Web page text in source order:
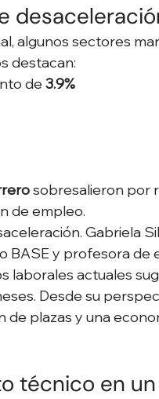
algunos sectores
destacan:
de 3.9%
sobresalieron por
de empleo.
Gabriela
BASE y profesora de
laborales actuales
Desde su
de plazas y una
técnico en un